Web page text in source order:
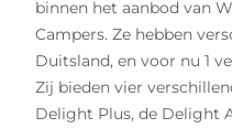
binnen het aanbod van
Campers. Ze hebben
Duitsland, en voor nu 1
Zij bieden vier
Delight Plus, de Delight